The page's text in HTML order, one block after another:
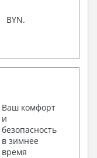
BYN.
Ваш комфорт
и
безопасность
в зимнее
время